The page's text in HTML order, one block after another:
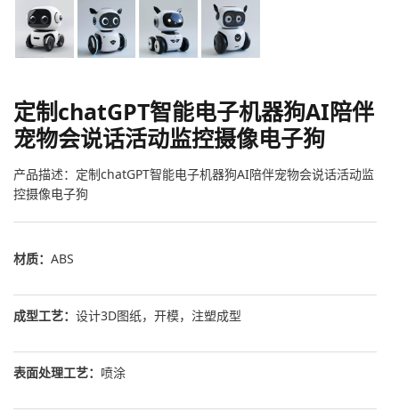
定制chatGPT智能电子机器狗AI陪伴
宠物会说话活动监控摄像电子狗
产品描述：定制chatGPT智能电子机器狗AI陪伴宠物会说话活动监
控摄像电子狗
材质： ABS
成型工艺： 设计3D图纸，开模，注塑成型
表面处理工艺： 喷涂